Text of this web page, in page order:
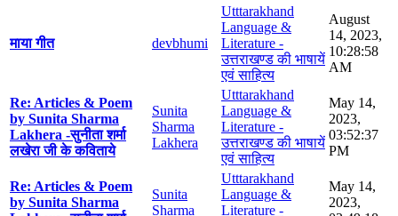
माया गीत devbhumi
Utttarakhand
Language &
Literature -
उत्तराखण्ड की भाषायें
एवं साहित्य
August
14, 2023,
10:28:58
AM
Re: Articles & Poem
by Sunita Sharma
Lakhera -सुनीता शर्मा
लखेरा जी के कविताये
Sunita
Sharma
Lakhera
Utttarakhand
Language &
Literature -
उत्तराखण्ड की भाषायें
एवं साहित्य
May 14,
2023,
03:52:37
PM
Re: Articles & Poem
by Sunita Sharma
Sunita
Sharma
Utttarakhand
Language &
Literature -
May 14,
2023,